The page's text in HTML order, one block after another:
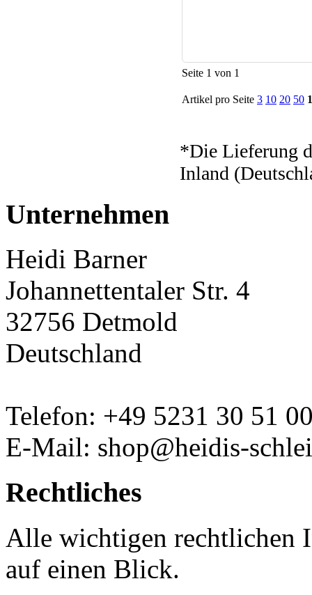
Seite 1 von 1
Artikel pro Seite 3 10 20 50
*Die Lieferung
Inland
Unternehmen
Heidi Barner
Johannettentaler Str. 4
32756 Detmold
Deutschland
Telefon: +49 5231 30 51
E-Mail: shop@heidis-
Rechtliches
Alle wichtigen rechtlichen
auf einen Blick.